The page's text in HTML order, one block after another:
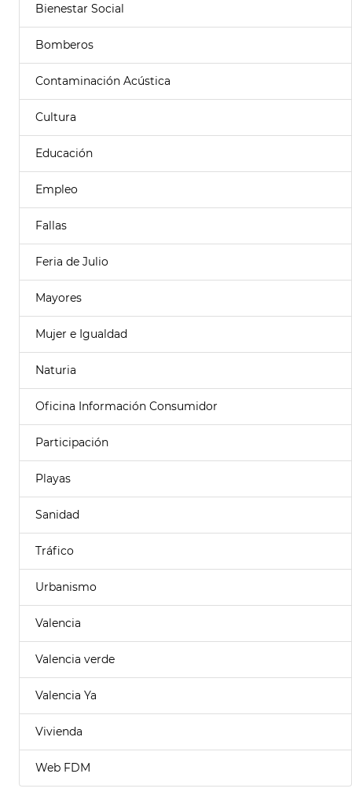
Bienestar Social
Bomberos
Contaminación Acústica
Cultura
Educación
Empleo
Fallas
Feria de Julio
Mayores
Mujer e Igualdad
Naturia
Oficina Información Consumidor
Participación
Playas
Sanidad
Tráfico
Urbanismo
Valencia
Valencia verde
Valencia Ya
Vivienda
Web FDM